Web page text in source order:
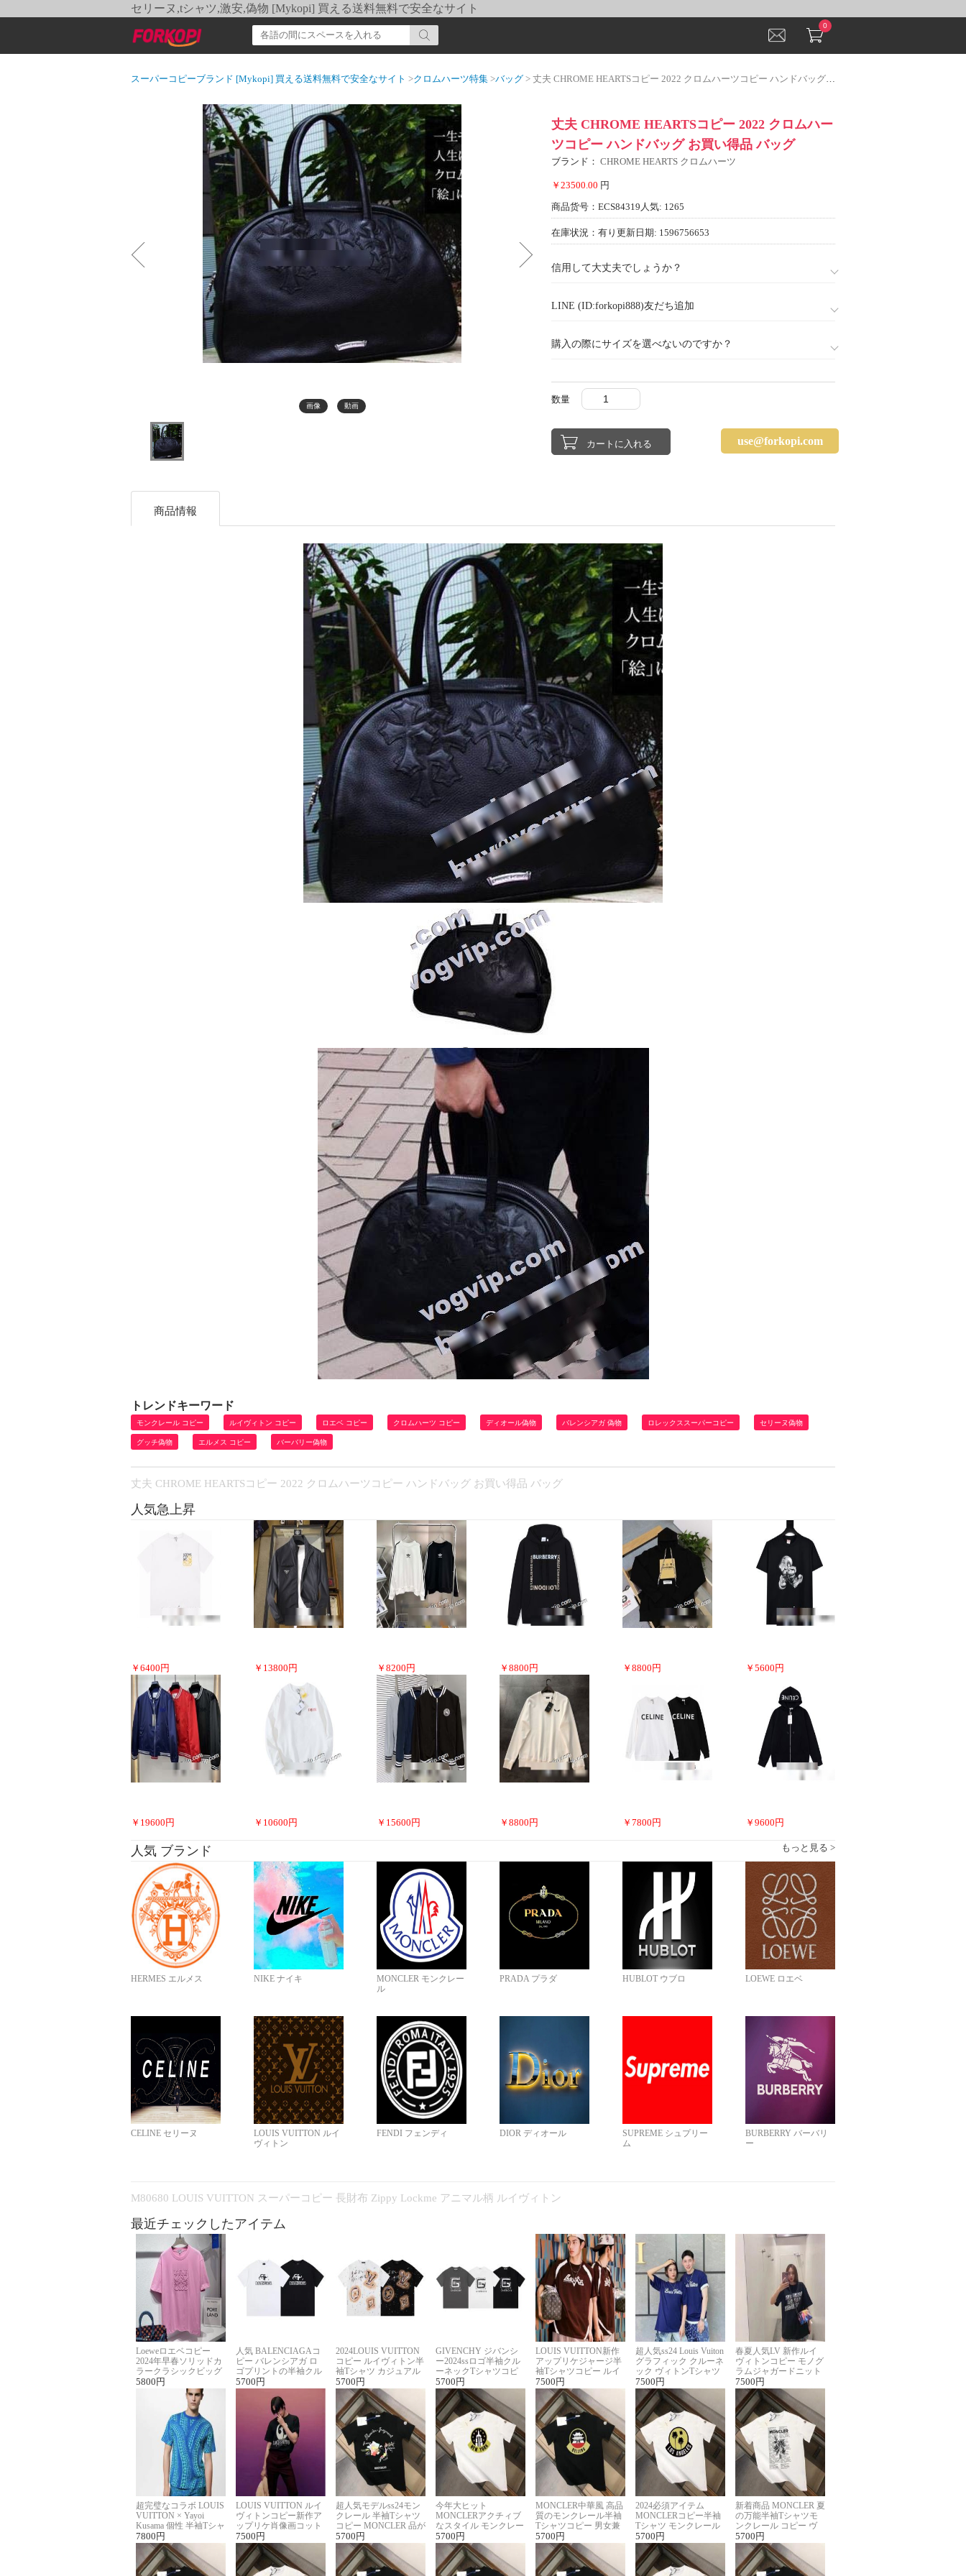
セリーヌ,tシャツ,激安,偽物 [Mykopi] 買える送料無料で安全なサイト
0
スーパーコピーブランド [Mykopi] 買える送料無料で安全なサイト >クロムハーツ特集 >バッグ > 丈夫 CHROME HEARTSコピー 2022 クロムハーツコピー ハンドバッグ お買い得品 バッグ
画像 動画
丈夫 CHROME HEARTSコピー 2022 クロムハー
ツコピー ハンドバッグ お買い得品 バッグ
ブランド： CHROME HEARTS クロムハーツ
￥23500.00 円
商品货号：ECS84319 人気: 1265
在庫状況：有り 更新日期: 1596756653
信用して大丈夫でしょうか？
LINE (ID:forkopi888)友だち追加
購入の際にサイズを選べないのですか？
数量
use@forkopi.com
商品情報
トレンドキーワード
モンクレール コピー ルイヴィトン コピー ロエベ コピー クロムハーツ コピー ディオール偽物 バレンシアガ 偽物 ロレックススーパーコピー セリーヌ偽物
グッチ偽物 エルメス コピー バーバリー偽物
丈夫 CHROME HEARTSコピー 2022 クロムハーツコピー ハンドバッグ お買い得品 バッグ
人気急上昇
￥ 6400 円 ￥ 13800 円 ￥ 8200 円 ￥ 8800 円 ￥ 8800 円 ￥ 5600 円
￥ 19600 円 ￥ 10600 円 ￥ 15600 円 ￥ 8800 円 ￥ 7800 円 ￥ 9600 円
人気 ブランド もっと見る >
HERMES エルメス NIKE ナイキ
MONCLER モンクレー
ル
PRADA プラダ HUBLOT ウブロ LOEWE ロエベ
CELINE セリーヌ
LOUIS VUITTON ルイ
ヴィトン
FENDI フェンディ DIOR ディオール
SUPREME シュプリー
ム
BURBERRY バーバリ
ー
M80680 LOUIS VUITTON スーパーコピー 長財布 Zippy Lockme アニマル柄 ルイヴィトン
最近チェックしたアイテム
Loeweロエベコピー
2024年早春ソリッドカ
ラークラシックビッグ
ロゴ刺繍Tシャツ
5800 円
人気 BALENCIAGAコ
ピー バレンシアガ ロ
ゴプリントの半袖クル
ーネックTシャツ
5700 円
2024LOUIS VUITTON
コピー ルイヴィトン半
袖Tシャツ カジュアル
に馴染む 2色展開
5700 円
GIVENCHY ジバンシ
ー2024ssロゴ半袖クル
ーネックTシャツコピ
ー ユニセックス
5700 円
LOUIS VUITTON新作
アップリケジャージ半
袖Tシャツコピー ルイ
ヴィトン着回し抜群
7500 円
超人気ss24 Louis Vuiton
グラフィック クルーネ
ック ヴィトンTシャツ
スーパーコピー
7500 円
春夏人気LV 新作ルイ
ヴィトンコピー モノグ
ラムジャガードニット
半袖Tシャツ男女兼用
7500 円
超完璧なコラボ LOUIS
VUITTON × Yayoi
Kusama 個性 半袖Tシャ
ツコピー男女兼用
7800 円
LOUIS VUITTON ルイ
ヴィトンコピー新作ア
ップリケ肖像画コット
ンニット半袖Tシャツ
7500 円
超人気モデルss24モン
クレール 半袖Tシャツ
コピー MONCLER 品が
良く見た目
5700 円
今年大ヒット
MONCLERアクチィブ
なスタイル モンクレー
ルコピー半袖Tシャツ
5700 円
MONCLER中華風 高品
質のモンクレール半袖
Tシャツコピー 男女兼
用 着回し抜群
5700 円
2024必須アイテム
MONCLERコピー半袖
Tシャツ モンクレール
夏らしいプリント
5700 円
新着商品 MONCLER 夏
の万能半袖Tシャツモ
ンクレール コピー ヴ
ィンテージ風
5700 円